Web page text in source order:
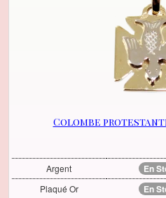
Colombe
Argent En
Plaqué Or
En